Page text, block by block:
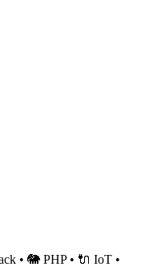
• 🐘 PHP • 🔌 IoT •